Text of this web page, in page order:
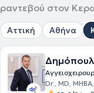
ραντεβού στον
Αττική Αθήνα
Dr., MD,